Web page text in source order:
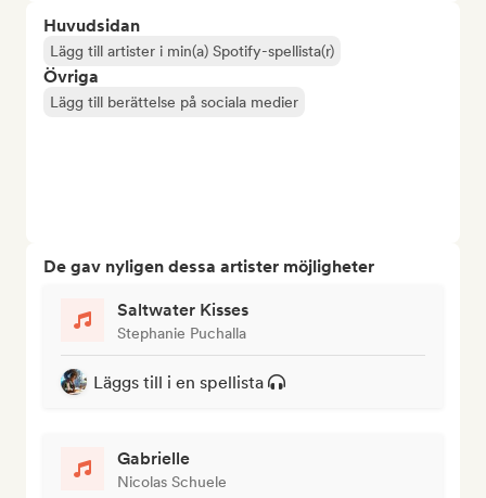
Huvudsidan
Lägg till artister i min(a) Spotify-spellista(r)
Övriga
Lägg till berättelse på sociala medier
De gav nyligen dessa artister möjligheter
Saltwater Kisses
Stephanie Puchalla
Läggs till i en spellista
Gabrielle
Nicolas Schuele